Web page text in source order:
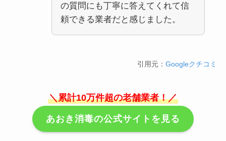
の質問にも丁寧に答えてくれて信
頼できる業者だと感じました。
引用元：Googleクチコミ
＼累計10万件超の老舗業者！／
あおき消毒の公式サイトを見る